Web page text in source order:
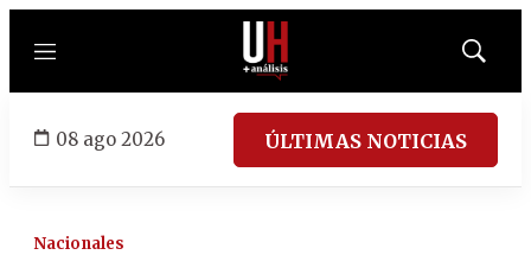
Menú
Mostrar
08 ago 2026 ÚLTIMAS NOTICIAS
Nacionales